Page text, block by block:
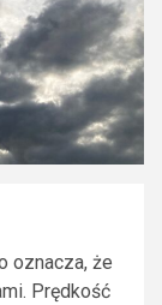
oznacza, że
Prędkość